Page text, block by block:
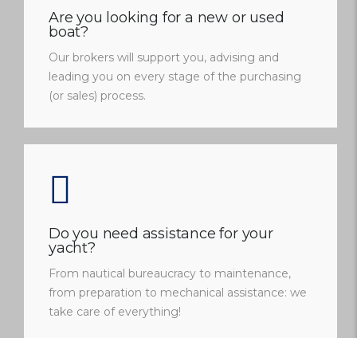
Are you looking for a new or used
boat?
Our brokers will support you, advising and
leading you on every stage of the purchasing
(or sales) process.
Do you need assistance for your
yacht?
From nautical bureaucracy to maintenance,
from preparation to mechanical assistance: we
take care of everything!